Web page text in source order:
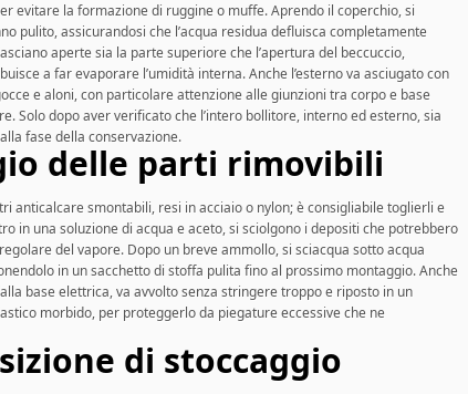
evitare la formazione di ruggine o muffe. Aprendo il coperchio, si
pulito, assicurandosi che l’acqua residua defluisca completamente
aperte sia la parte superiore che l’apertura del beccuccio,
a far evaporare l’umidità interna. Anche l’esterno va asciugato con
e aloni, con particolare attenzione alle giunzioni tra corpo e base
Solo dopo aver verificato che l’intero bollitore, interno ed esterno, sia
fase della conservazione.
delle parti rimovibili
anticalcare smontabili, resi in acciaio o nylon; è consigliabile toglierli e
in una soluzione di acqua e aceto, si sciolgono i depositi che potrebbero
del vapore. Dopo un breve ammollo, si sciacqua sotto acqua
in un sacchetto di stoffa pulita fino al prossimo montaggio. Anche
base elettrica, va avvolto senza stringere troppo e riposto in un
morbido, per proteggerlo da piegature eccessive che ne
di stoccaggio